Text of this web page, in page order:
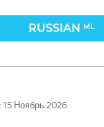
RUSSIAN ML
Ноябрь 2026